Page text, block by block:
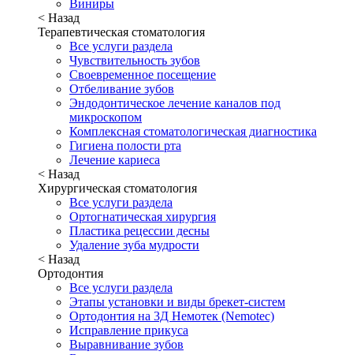
Виниры
< Назад
Терапевтическая стоматология
Все услуги раздела
Чувствительность зубов
Своевременное посещение
Отбеливание зубов
Эндодонтическое лечение каналов под
микроскопом
Комплексная стоматологическая диагностика
Гигиена полости рта
Лечение кариеса
< Назад
Хирургическая стоматология
Все услуги раздела
Ортогнатическая хирургия
Пластика рецессии десны
Удаление зуба мудрости
< Назад
Ортодонтия
Все услуги раздела
Этапы установки и виды брекет-систем
Ортодонтия на 3Д Немотек (Nemotec)
Исправление прикуса
Выравнивание зубов